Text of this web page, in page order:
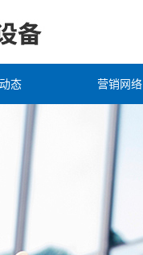
态 营销网络